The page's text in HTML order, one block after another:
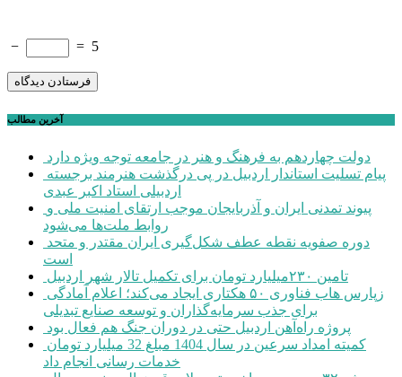
− = 5
آخرین مطالب
دولت چهاردهم به فرهنگ و هنر در جامعه توجه ویژه دارد
اردبیلی استاد اکبر عبدی
روابط ملت‌ها می‌شود
است
تامین ۲۳۰میلیارد تومان برای تکمیل تالار شهر اردبیل
برای جذب سرمایه‌گذاران و توسعه صنایع تبدیلی
پروژه راه‌آهن اردبیل حتی در دوران جنگ هم فعال بود
خدمات رسانی انجام داد